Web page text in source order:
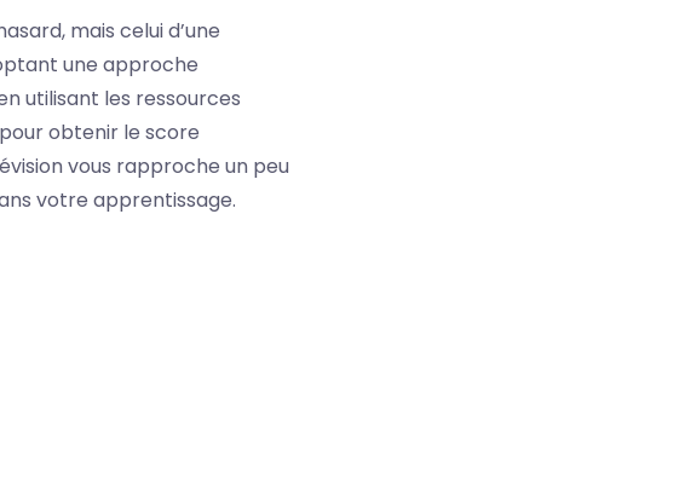
mais celui d’une
une approche
utilisant les ressources
obtenir le score
vous rapproche un peu
votre apprentissage.